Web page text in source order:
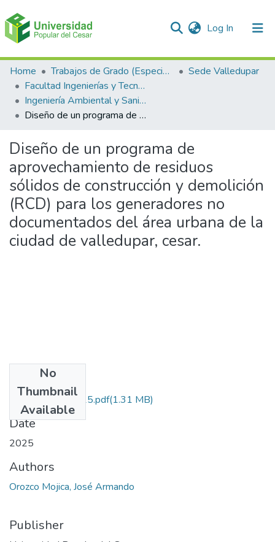
Log In (current)
Communities & Collections
All of DSpace
Statistics
Home Trabajos de Grado (Especializaciones y Pregrados)
Sede Valledupar
Facultad Ingenierías y Tecnologías
Ingeniería Ambiental y Sanitaria.
Diseño de un programa de aprovechamiento de residuos sólidos de construcción y demolición (RCD) para los generadores no documentados del área urbana de la ciudad de valledupar, cesar.
Diseño de un programa de
aprovechamiento de residuos
sólidos de construcción y demolición
(RCD) para los generadores no
documentados del área urbana de la
ciudad de valledupar, cesar.
No
Thumbnail
Available
OrozcoMojica.2025.pdf(1.31 MB)
Date
2025
Authors
Orozco Mojica, José Armando
Publisher